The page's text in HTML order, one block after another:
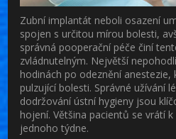
Zubní implantát neboli osazení
spojen s určitou mírou bolesti,
správná pooperační péče činí
zvládnutelným. Největší
hodinách po odeznění anestezie,
pulzující bolesti. Správné užívání
dodržování ústní hygieny jsou
hojení. Většina pacientů se vrátí
jednoho týdne.